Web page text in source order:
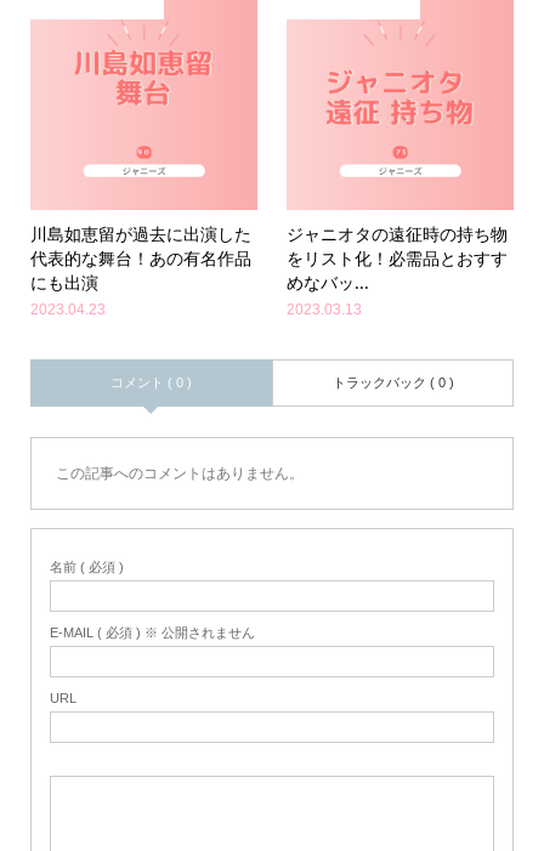
川島如恵留が過去に出演した
代表的な舞台！あの有名作品
にも出演
2023.04.23
ジャニオタの遠征時の持ち物
をリスト化！必需品とおすす
めなバッ...
2023.03.13
コメント ( 0 ) トラックバック ( 0 )
この記事へのコメントはありません。
名前 ( 必須 )
E-MAIL ( 必須 ) ※ 公開されません
URL